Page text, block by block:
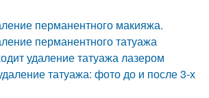
перманентного макияжа.
перманентного татуажа
удаление татуажа лазером
татуажа: фото до и после 3-х